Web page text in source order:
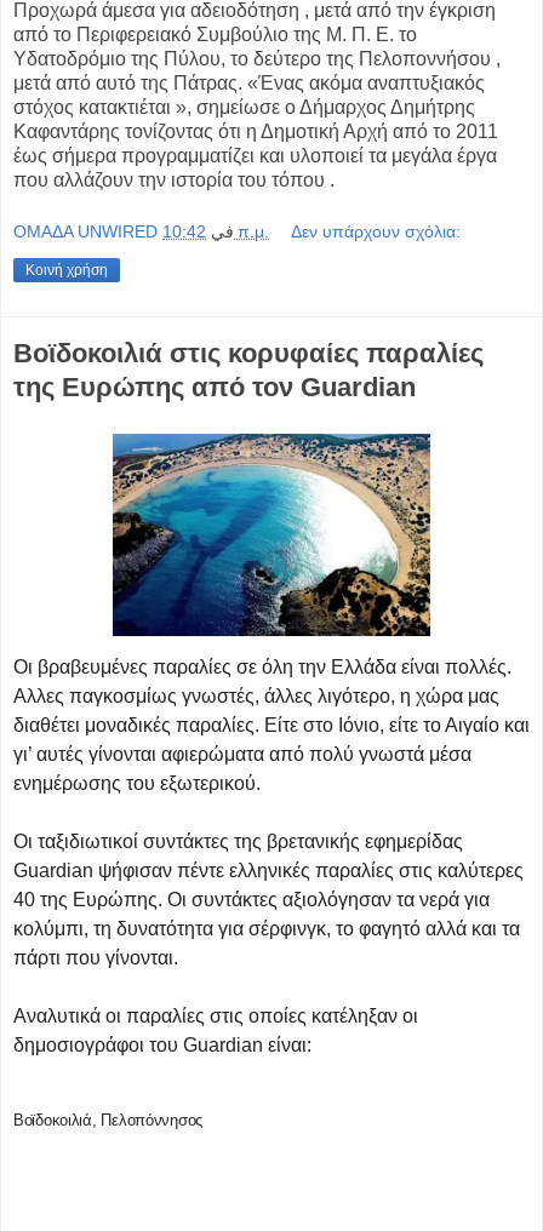
Προχωρά άμεσα για αδειοδότηση , μετά από την έγκριση
από το Περιφερειακό Συμβούλιο της Μ. Π. Ε. το
Υδατοδρόμιο της Πύλου, το δεύτερο της Πελοποννήσου ,
μετά από αυτό της Πάτρας. «Ένας ακόμα αναπτυξιακός
στόχος κατακτιέται », σημείωσε ο Δήμαρχος Δημήτρης
Καφαντάρης τονίζοντας ότι η Δημοτική Αρχή από το 2011
έως σήμερα προγραμματίζει και υλοποιεί τα μεγάλα έργα
που αλλάζουν την ιστορία του τόπου .
OMAΔΑ UNWIRED في 10:42 π.μ. Δεν υπάρχουν σχόλια:
Κοινή χρήση
Βοϊδοκοιλιά στις κορυφαίες παραλίες
της Ευρώπης από τον Guardian
Οι βραβευμένες παραλίες σε όλη την Ελλάδα είναι πολλές.
Αλλες παγκοσμίως γνωστές, άλλες λιγότερο, η χώρα μας
διαθέτει μοναδικές παραλίες. Είτε στο Ιόνιο, είτε το Αιγαίο και
γι’ αυτές γίνονται αφιερώματα από πολύ γνωστά μέσα
ενημέρωσης του εξωτερικού.
Οι ταξιδιωτικοί συντάκτες της βρετανικής εφημερίδας
Guardian ψήφισαν πέντε ελληνικές παραλίες στις καλύτερες
40 της Ευρώπης. Οι συντάκτες αξιολόγησαν τα νερά για
κολύμπι, τη δυνατότητα για σέρφινγκ, το φαγητό αλλά και τα
πάρτι που γίνονται.
Αναλυτικά οι παραλίες στις οποίες κατέληξαν οι
δημοσιογράφοι του Guardian είναι:
Βοϊδοκοιλιά, Πελοπόννησος